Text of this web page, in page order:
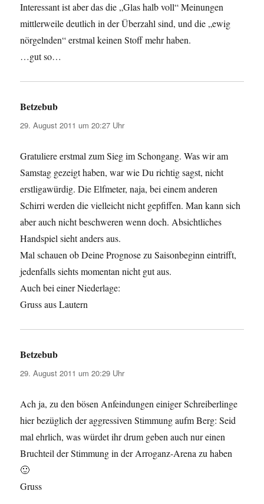
Interessant ist aber das die „Glas halb voll“ Meinungen
mittlerweile deutlich in der Überzahl sind, und die „ewig
nörgelnden“ erstmal keinen Stoff mehr haben.
…gut so…
Betzebub
29. August 2011 um 20:27 Uhr
Gratuliere erstmal zum Sieg im Schongang. Was wir am
Samstag gezeigt haben, war wie Du richtig sagst, nicht
erstligawürdig. Die Elfmeter, naja, bei einem anderen
Schirri werden die vielleicht nicht gepfiffen. Man kann sich
aber auch nicht beschweren wenn doch. Absichtliches
Handspiel sieht anders aus.
Mal schauen ob Deine Prognose zu Saisonbeginn eintrifft,
jedenfalls siehts momentan nicht gut aus.
Auch bei einer Niederlage:
Gruss aus Lautern
Betzebub
29. August 2011 um 20:29 Uhr
Ach ja, zu den bösen Anfeindungen einiger Schreiberlinge
hier bezüglich der aggressiven Stimmung aufm Berg: Seid
mal ehrlich, was würdet ihr drum geben auch nur einen
Bruchteil der Stimmung in der Arroganz-Arena zu haben
🙂
Gruss